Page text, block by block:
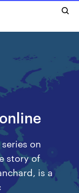
on
story of
is a